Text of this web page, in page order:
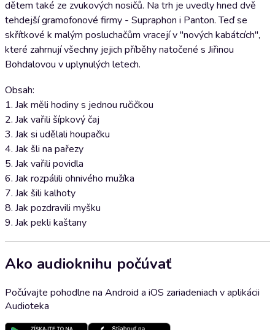
dětem také ze zvukových nosičů. Na trh je uvedly hned dvě
tehdejší gramofonové firmy - Supraphon i Panton. Teď se
skřítkové k malým posluchačům vracejí v "nových kabátcích",
které zahrnují všechny jejich příběhy natočené s Jiřinou
Bohdalovou v uplynulých letech.
Obsah:
1. Jak měli hodiny s jednou ručičkou
2. Jak vařili šípkový čaj
3. Jak si udělali houpačku
4. Jak šli na pařezy
5. Jak vařili povidla
6. Jak rozpálili ohnivého mužíka
7. Jak šili kalhoty
8. Jak pozdravili myšku
9. Jak pekli kaštany
Ako audioknihu počúvať
Počúvajte pohodlne na Android a iOS zariadeniach v aplikácii
Audioteka